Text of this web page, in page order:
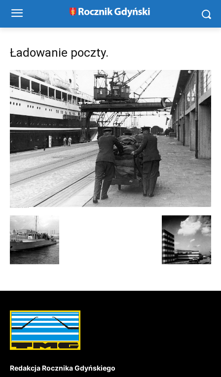
Ładowanie poczty.
Redakcja Rocznika Gdyńskiego